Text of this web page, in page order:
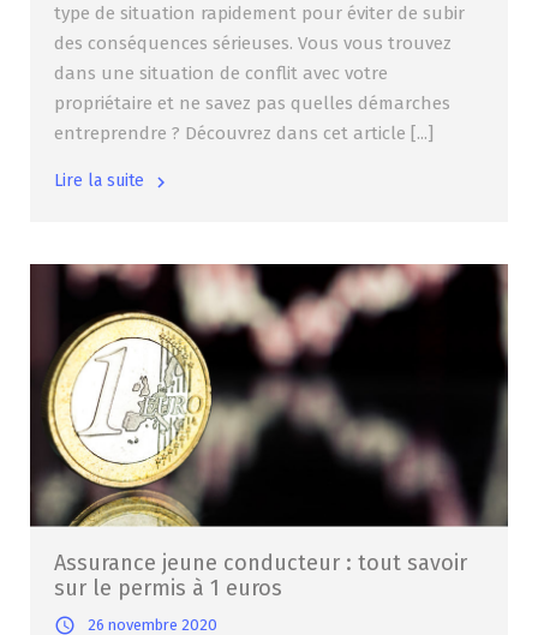
type de situation rapidement pour éviter de subir
des conséquences sérieuses. Vous vous trouvez
dans une situation de conflit avec votre
propriétaire et ne savez pas quelles démarches
entreprendre ? Découvrez dans cet article [...]
Lire la suite
Assurance jeune conducteur : tout savoir
sur le permis à 1 euros
26 novembre 2020